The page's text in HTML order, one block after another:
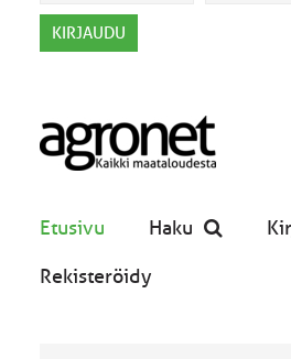
Etusivu Haku
Rekisteröidy